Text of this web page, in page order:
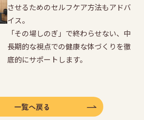
させるためのセルフケア方法もアドバ
イス。
「その場しのぎ」で終わらせない、中
長期的な視点での健康な体づくりを徹
底的にサポートします。
一覧へ戻る